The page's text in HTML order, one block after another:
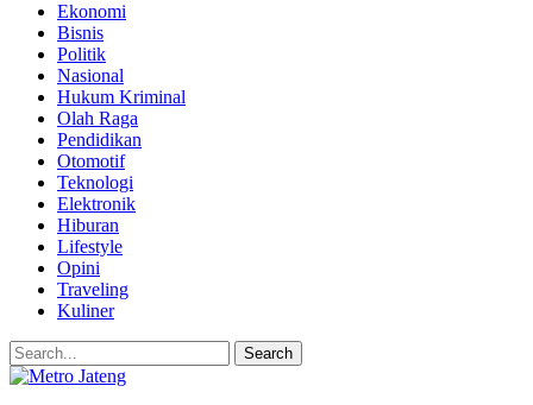
Ekonomi
Bisnis
Politik
Nasional
Hukum Kriminal
Olah Raga
Pendidikan
Otomotif
Teknologi
Elektronik
Hiburan
Lifestyle
Opini
Traveling
Kuliner